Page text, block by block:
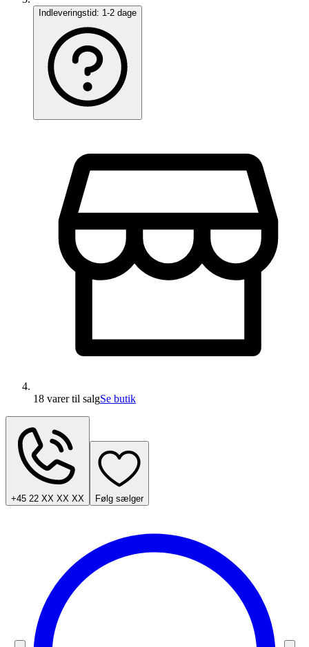
Indleveringstid: 1-2 dage
18 varertil salgSe butik
+45 22 XX XX XX Følg sælger